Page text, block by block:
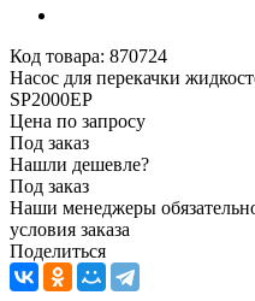
Код товара: 870724
Насос для перекачки
SP2000ЕР
Цена по запросу
Под заказ
Нашли дешевле?
Под заказ
Наши менеджеры
условия заказа
Поделиться